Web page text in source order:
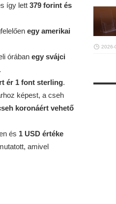
így lett 379 forint és
egy amerikai
órában egy svájci
ér 1 font sterling.
képest, a cseh
koronáért vehető
és 1 USD értéke
amivel
2026-